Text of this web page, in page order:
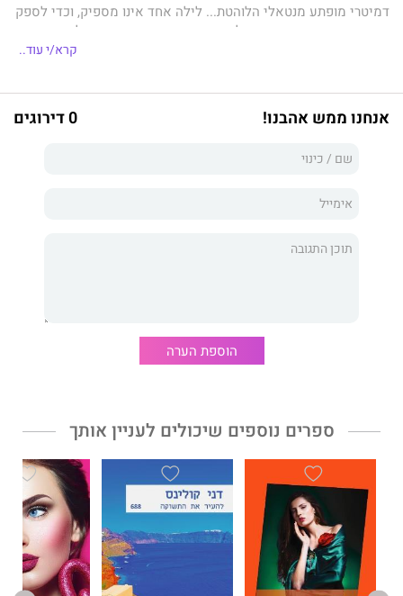
דמיטרי מופתע מנטאלי הלוהטת... לילה אחד אינו מספיק, וכדי לספק
את תשוקתו הוא מתעקש על כך שהיא תהיה המאהבת שלו. אך
נטאלי מצליחה להגיע אל הרגשות שדמיטרי נעל עמוק בליבו. אז הוא
דבר עורכת האתר:
קרא/י עוד..
אנחנו ממש אהבנו! 0 דירוגים
הוספת הערה
ספרים נוספים שיכולים לעניין אותך